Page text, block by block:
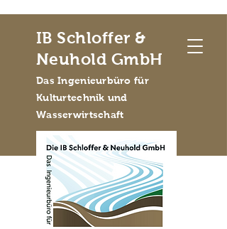
IB Schloffer &
Neuhold GmbH
Das Ingenieurbüro für
Kulturtechnik und
Wasserwirtschaft